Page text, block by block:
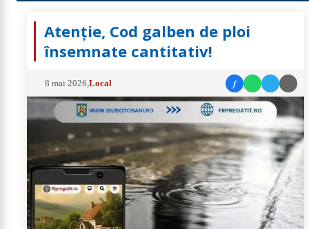
Atenție, Cod galben de ploi
însemnate cantitativ!
8 mai 2026 ,Local f